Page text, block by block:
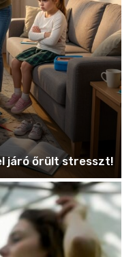
járó őrült stresszt!